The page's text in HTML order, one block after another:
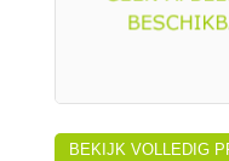
BEKIJK VOLLEDIG